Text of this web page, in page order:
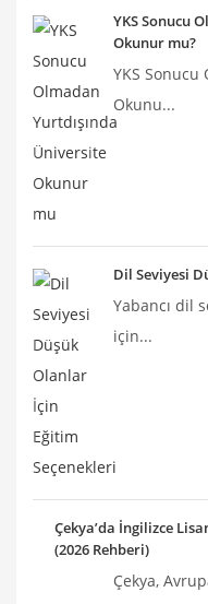
YKS Sonucu
Okunur mu?
YKS Sonucu
Okunu...
Dil Seviyesi
Yabancı dil
için...
Çekya’da İngilizce
(2026 Rehberi)
Çekya,